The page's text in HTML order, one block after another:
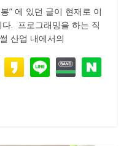
” 에 있던 글이 현재로 이
. 프로그래밍을 하는 직
산업 내에서의